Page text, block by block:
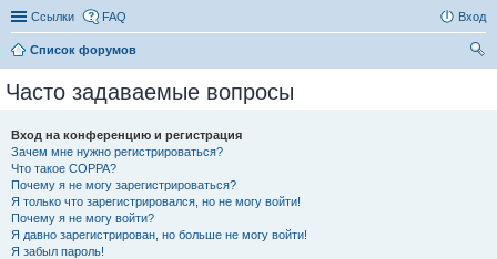
Ссылки FAQ Вход
Список форумов
Часто задаваемые вопросы
Вход на конференцию и регистрация
Зачем мне нужно регистрироваться?
Что такое COPPA?
Почему я не могу зарегистрироваться?
Я только что зарегистрировался, но не могу войти!
Почему я не могу войти?
Я давно зарегистрирован, но больше не могу войти!
Я забыл пароль!